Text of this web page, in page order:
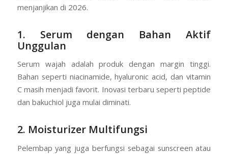
menjanjikan di 2026.
1. Serum dengan Bahan Aktif
Unggulan
Serum wajah adalah produk dengan margin tinggi.
Bahan seperti niacinamide, hyaluronic acid, dan vitamin
C masih menjadi favorit. Inovasi terbaru seperti peptide
dan bakuchiol juga mulai diminati.
2. Moisturizer Multifungsi
Pelembap yang juga berfungsi sebagai sunscreen atau